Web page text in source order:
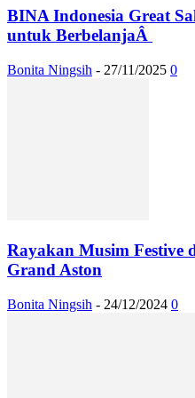
BINA Indonesia Great
untuk BerbelanjaÂ
Bonita Ningsih - 27/11/2025 0
Rayakan Musim Festive
Grand Aston
Bonita Ningsih - 24/12/2024 0